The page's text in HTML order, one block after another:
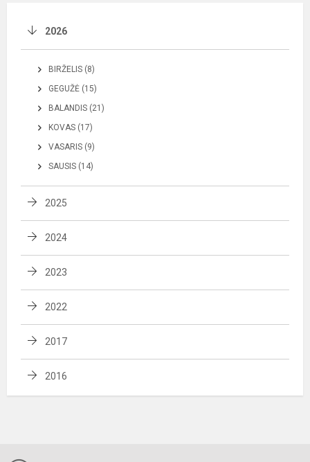
2026
BIRŽELIS (8)
GEGUŽĖ (15)
BALANDIS (21)
KOVAS (17)
VASARIS (9)
SAUSIS (14)
2025
2024
2023
2022
2017
2016